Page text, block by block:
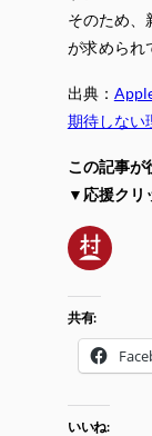
そのため、
が求められ
出典：
期待しない
この記事が
▼応援クリ
共有:
いいね: